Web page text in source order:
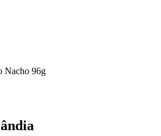
Nacho 96g